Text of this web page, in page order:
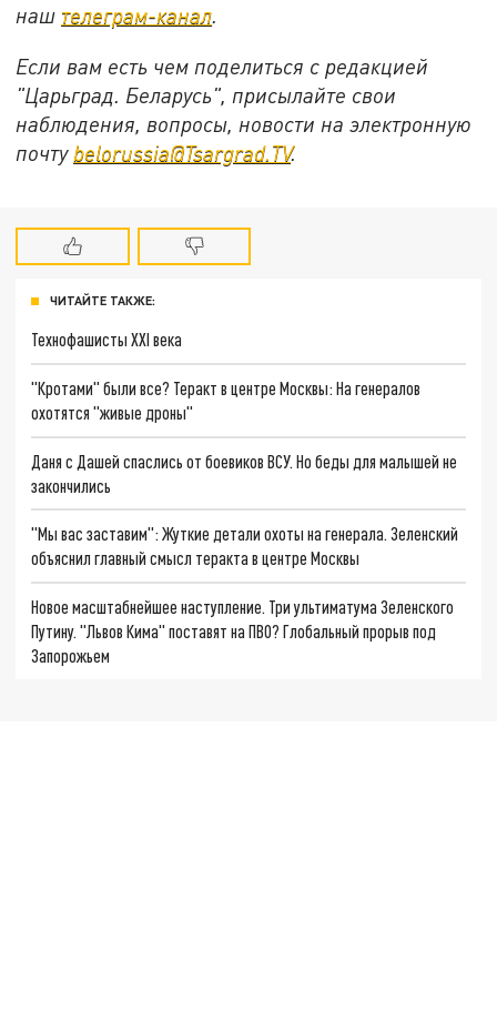
наш телеграм-канал.
Если вам есть чем поделиться с редакцией
"Царьград. Беларусь", присылайте свои
наблюдения, вопросы, новости на электронную
почту belorussia@Tsargrad.TV.
ЧИТАЙТЕ ТАКЖЕ:
Технофашисты XXI века
"Кротами" были все? Теракт в центре Москвы: На генералов
охотятся "живые дроны"
Даня с Дашей спаслись от боевиков ВСУ. Но беды для малышей не
закончились
"Мы вас заставим": Жуткие детали охоты на генерала. Зеленский
объяснил главный смысл теракта в центре Москвы
Новое масштабнейшее наступление. Три ультиматума Зеленского
Путину. "Львов Кима" поставят на ПВО? Глобальный прорыв под
Запорожьем